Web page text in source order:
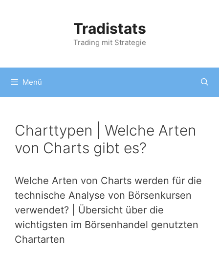
Tradistats
Trading mit Strategie
Menü
Charttypen | Welche Arten
von Charts gibt es?
Welche Arten von Charts werden für die
technische Analyse von Börsenkursen
verwendet? | Übersicht über die
wichtigsten im Börsenhandel genutzten
Chartarten